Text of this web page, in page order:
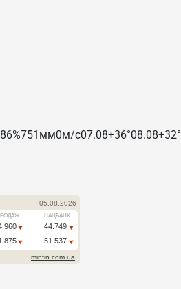
86%751 мм0м/c07.08+36°08.08+32°